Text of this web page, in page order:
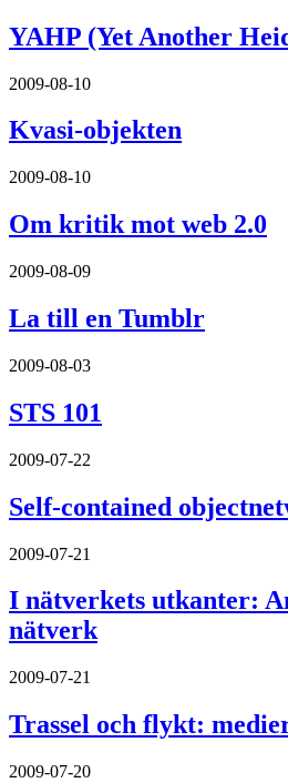
YAHP (Yet Another
2009-08-10
Kvasi-objekten
2009-08-10
Om kritik mot web 2.0
2009-08-09
La till en Tumblr
2009-08-03
STS 101
2009-07-22
Self-contained
2009-07-21
I nätverkets utkanter:
nätverk
2009-07-21
Trassel och flykt:
2009-07-20